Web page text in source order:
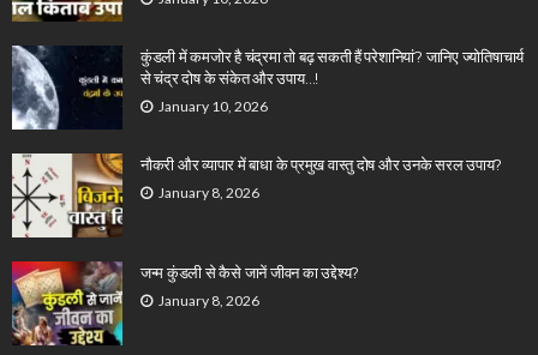
कुंडली में कमजोर है चंद्रमा तो बढ़ सकती हैं परेशानियां? जानिए ज्योतिषाचार्य
से चंद्र दोष के संकेत और उपाय…!
January 10, 2026
नौकरी और व्यापार में बाधा के प्रमुख वास्तु दोष और उनके सरल उपाय?
January 8, 2026
जन्म कुंडली से कैसे जानें जीवन का उद्देश्य?
January 8, 2026